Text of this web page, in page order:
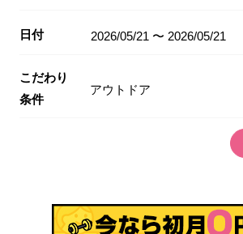
日付 2026/05/21 〜 2026/05/21
こだわり
条件
アウトドア